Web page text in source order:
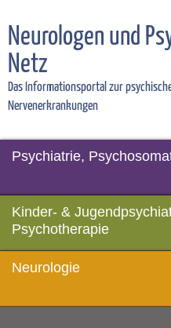
Neurologen und
Netz
Das Informationsportal zur
Nervenerkrankungen
Psychiatrie,
Kinder- &
Psychotherapie
Neurologie